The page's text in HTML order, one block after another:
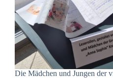
Die Mädchen und Jungen der